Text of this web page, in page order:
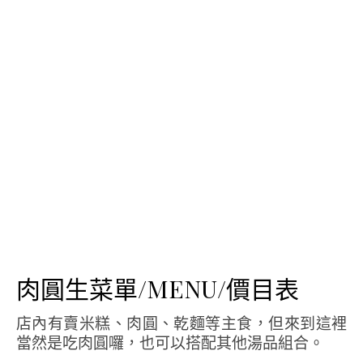
肉圓生菜單/MENU/價目表
店內有賣米糕、肉圓、乾麵等主食，但來到這裡
當然是吃肉圓囉，也可以搭配其他湯品組合。